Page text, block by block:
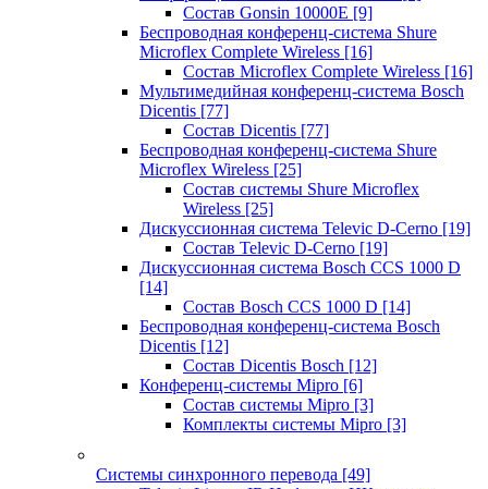
Состав Gonsin 10000E [9]
Беспроводная конференц-система Shure
Microflex Complete Wireless [16]
Состав Microflex Complete Wireless [16]
Мультимедийная конференц-система Bosch
Dicentis [77]
Состав Dicentis [77]
Беспроводная конференц-система Shure
Microflex Wireless [25]
Состав системы Shure Microflex
Wireless [25]
Дискуссионная система Televic D-Cerno [19]
Состав Televic D-Cerno [19]
Дискуссионная система Bosch CCS 1000 D
[14]
Состав Bosch CCS 1000 D [14]
Беспроводная конференц-система Bosch
Dicentis [12]
Состав Dicentis Bosch [12]
Конференц-системы Mipro [6]
Состав системы Mipro [3]
Комплекты системы Mipro [3]
Системы синхронного перевода [49]